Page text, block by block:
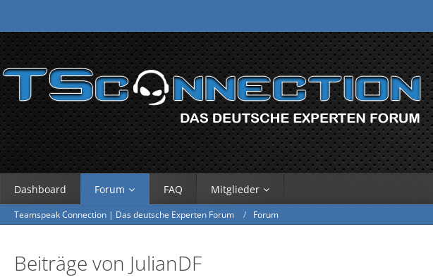
Dashboard Forum FAQ Mitglieder
Teamspeak Connection | Das deutsche Experten Forum Forum
Beiträge von JulianDF